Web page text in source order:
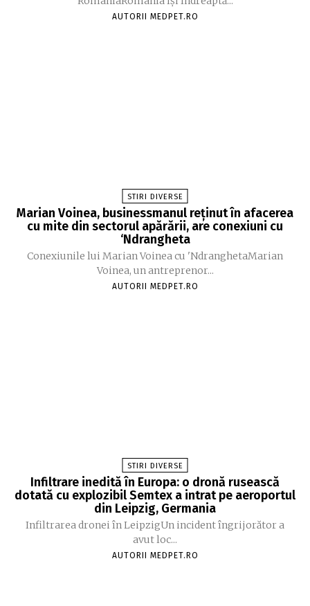
AUTORII MEDPET.RO
STIRI DIVERSE
Marian Voinea, businessmanul reținut în afacerea
cu mite din sectorul apărării, are conexiuni cu
‘Ndrangheta
Conexiunile lui Marian Voinea cu 'NdranghetaMarian
Voinea, un antreprenor...
AUTORII MEDPET.RO
STIRI DIVERSE
Infiltrare inedită în Europa: o dronă rusească
dotată cu explozibil Semtex a intrat pe aeroportul
din Leipzig, Germania
Infiltrarea dronei în LeipzigUn incident îngrijorător a
avut loc...
AUTORII MEDPET.RO